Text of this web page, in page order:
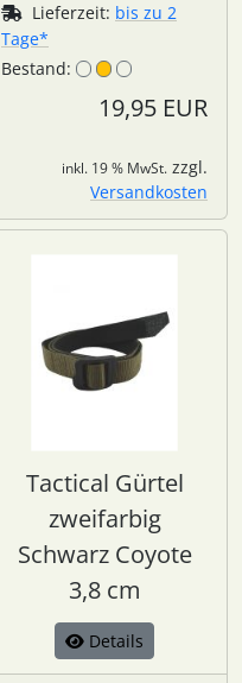
Lieferzeit: bis zu 2
Tage*
Bestand:
19,95 EUR
inkl. 19 % MwSt. zzgl.
Versandkosten
Tactical Gürtel
zweifarbig
Schwarz Coyote
3,8 cm
Details